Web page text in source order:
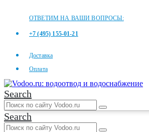
ОТВЕТИМ НА ВАШИ ВОПРОСЫ:
+7 (495) 155-01-21
Доставка
Оплата
Search
Search